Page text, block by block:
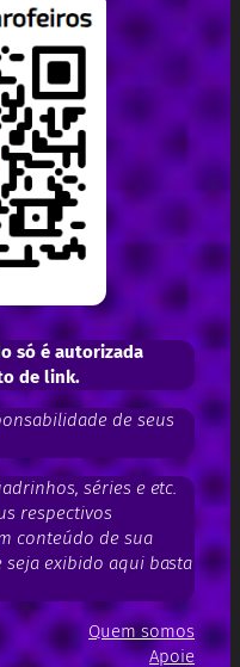
só é autorizada
de link.
de seus
séries e etc.
respectivos
conteúdo de sua
exibido aqui basta
Quem somos
Apoie